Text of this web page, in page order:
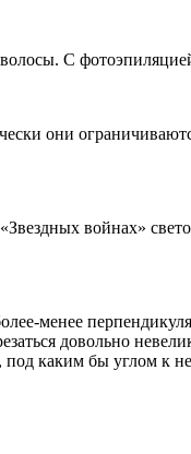
С
они
войнах»
менее
довольно
каким бы углом к